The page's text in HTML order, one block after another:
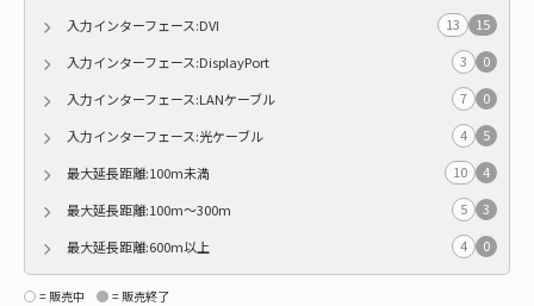
入力インターフェース:DVI
13
15
入力インターフェース:DisplayPort
3
0
入力インターフェース:LANケーブル
7
0
入力インターフェース:光ケーブル
4
5
最大延長距離:100m未満
10
4
最大延長距離:100m～300m
5
3
最大延長距離:600m以上
4 0
= 販売中 = 販売終了